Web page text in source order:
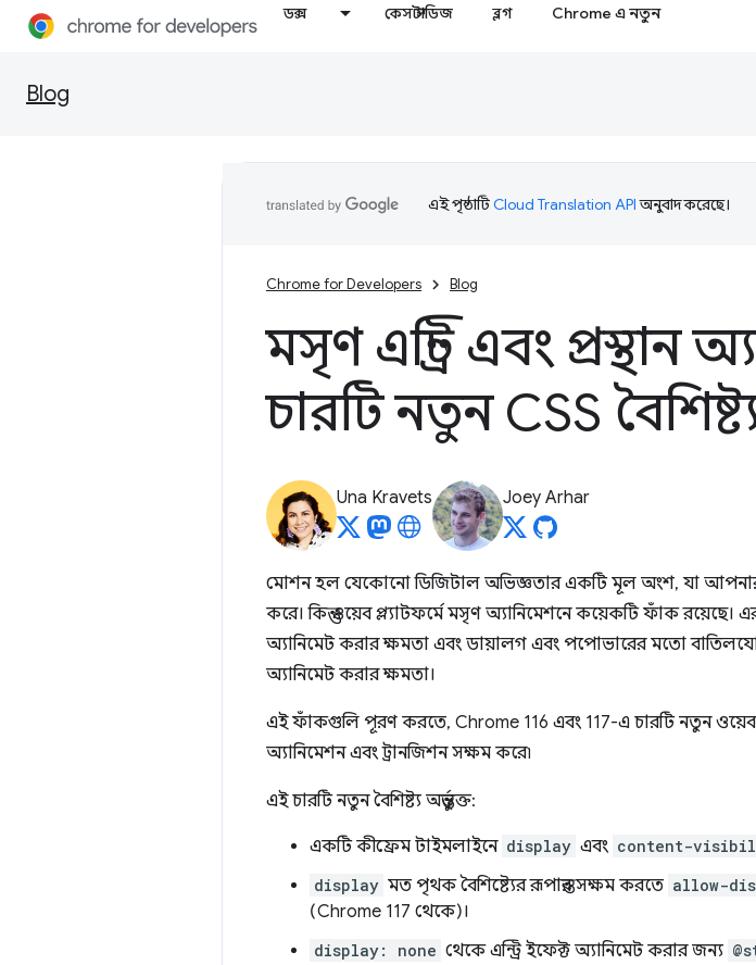
ডক্স কেস স্টাডিজ ব্লগ Chrome এ নতুন
Blog
এই পৃষ্ঠাটিCloud Translation APIঅনুবাদ করেছে।
Chrome for Developers Blog
মসৃণ এন্ট্রি এবং প্রস্থান
চারটি নতুন CSS
Una Kravets Joey Arhar
মোশন হল যেকোনো ডিজিটাল অভিজ্ঞতার একটি মূল অংশ, যা আপনার
করে। কিন্তু ওয়েব প্ল্যাটফর্মে মসৃণ অ্যানিমেশনে কয়েকটি ফাঁক রয়েছে।
অ্যানিমেট করার ক্ষমতা এবং ডায়ালগ এবং পপোভারের মতো
অ্যানিমেট করার ক্ষমতা।
এই ফাঁকগুলি পূরণ করতে, Chrome 116 এবং 117-এ চারটি নতুন ওয়েব
অ্যানিমেশন এবং ট্রানজিশন সক্ষম করে৷
এই চারটি নতুন বৈশিষ্ট্য অন্তর্ভুক্ত:
একটি কীফ্রেম টাইমলাইনে display এবং content-
display মত পৃথক বৈশিষ্ট্যের রূপান্তর সক্ষম করতে allow-
(Chrome 117 থেকে)।
display: none থেকে এন্ট্রি ইফেক্ট অ্যানিমেট করার জন্য